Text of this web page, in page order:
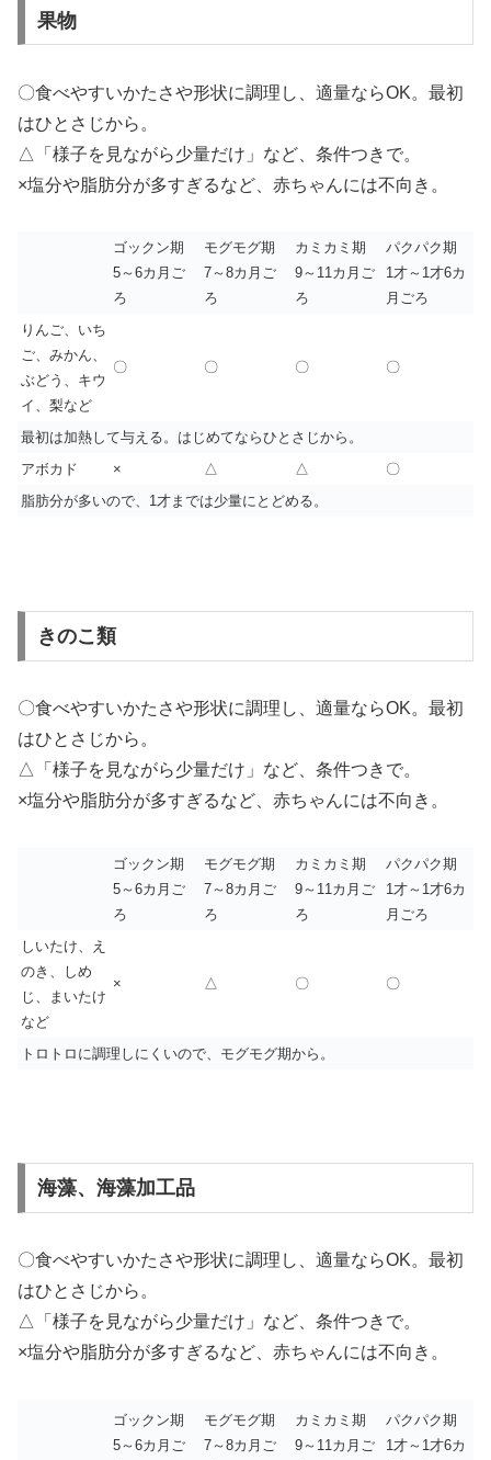
果物
〇食べやすいかたさや形状に調理し、適量ならOK。最初
はひとさじから。
△「様子を見ながら少量だけ」など、条件つきで。
×塩分や脂肪分が多すぎるなど、赤ちゃんには不向き。
ゴックン期
5～6カ月ご
ろ
モグモグ期
7～8カ月ご
ろ
カミカミ期
9～11カ月ご
ろ
パクパク期
1才～1才6カ
月ごろ
りんご、いち
ご、みかん、
ぶどう、キウ
イ、梨など
〇 〇 〇 〇
最初は加熱して与える。はじめてならひとさじから。
アボカド
× △ △
〇
脂肪分が多いので、1才までは少量にとどめる。
きのこ類
〇食べやすいかたさや形状に調理し、適量ならOK。最初
はひとさじから。
△「様子を見ながら少量だけ」など、条件つきで。
×塩分や脂肪分が多すぎるなど、赤ちゃんには不向き。
ゴックン期
5～6カ月ご
ろ
モグモグ期
7～8カ月ご
ろ
カミカミ期
9～11カ月ご
ろ
パクパク期
1才～1才6カ
月ごろ
しいたけ、え
のき、しめ
じ、まいたけ
など
× △ 〇 〇
トロトロに調理しにくいので、モグモグ期から。
海藻、海藻加工品
〇食べやすいかたさや形状に調理し、適量ならOK。最初
はひとさじから。
△「様子を見ながら少量だけ」など、条件つきで。
×塩分や脂肪分が多すぎるなど、赤ちゃんには不向き。
ゴックン期
5～6カ月ご
モグモグ期
7～8カ月ご
カミカミ期
9～11カ月ご
パクパク期
1才～1才6カ